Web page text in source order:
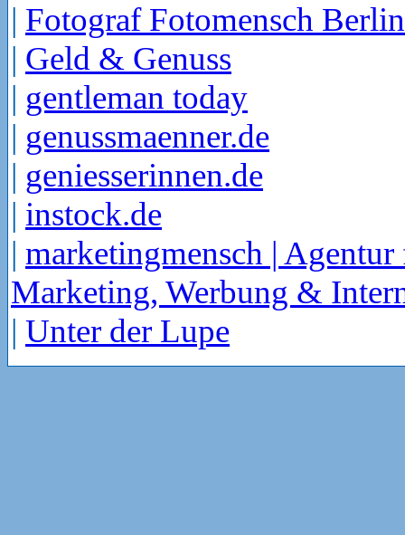
| Fotograf Fotomensch Berlin
| Geld & Genuss
| gentleman today
| genussmaenner.de
| geniesserinnen.de
| instock.de
| marketingmensch | Agentur
Marketing, Werbung &
| Unter der Lupe